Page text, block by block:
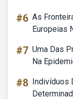
#6 As
Europeias
#7 Uma Das
Na
#8 Indivíduos